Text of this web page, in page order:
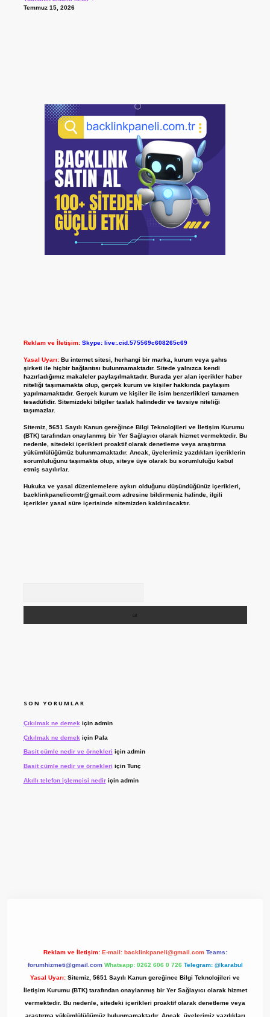
Temmuz 15, 2026
Reklam ve İletişim: Skype: live:.cid.575569c608265c69
Yasal Uyarı: Bu internet sitesi, herhangi bir marka, kurum veya şahıs
şirketi ile hiçbir bağlantısı bulunmamaktadır. Sitede yalnızca kendi
hazırladığımız makaleler paylaşılmaktadır. Burada yer alan içerikler haber
niteliği taşımamakta olup, gerçek kurum ve kişiler hakkında paylaşım
yapılmamaktadır. Gerçek kurum ve kişiler ile isim benzerlikleri tamamen
tesadüfidir. Sitemizdeki bilgiler taslak halindedir ve tavsiye niteliği
taşımazlar.
Sitemiz, 5651 Sayılı Kanun gereğince Bilgi Teknolojileri ve İletişim Kurumu
(BTK) tarafından onaylanmış bir Yer Sağlayıcı olarak hizmet vermektedir. Bu
nedenle, sitedeki içerikleri proaktif olarak denetleme veya araştırma
yükümlülüğümüz bulunmamaktadır. Ancak, üyelerimiz yazdıkları içeriklerin
sorumluluğunu taşımakta olup, siteye üye olarak bu sorumluluğu kabul
etmiş sayılırlar.
Hukuka ve yasal düzenlemelere aykırı olduğunu düşündüğünüz içerikleri,
backlinkpanelicomtr@gmail.comadresine bildirmeniz halinde, ilgili
içerikler yasal süre içerisinde sitemizden kaldırılacaktır.
SON YORUMLAR
Çıkılmak ne demek için admin
Çıkılmak ne demek için Pala
Basit cümle nedir ve örnekleri için admin
Basit cümle nedir ve örnekleri için Tunç
Akıllı telefon işlemcisi nediriçin admin
Reklam ve İletişim: E-mail: backlinkpaneli@gmail.com Teams:
forumhizmeti@gmail.com Whatsapp: 0262 606 0 726 Telegram: @karabul
Yasal Uyarı: Sitemiz, 5651 Sayılı Kanun gereğince Bilgi Teknolojileri ve
İletişim Kurumu (BTK) tarafından onaylanmış bir Yer Sağlayıcı olarak hizmet
vermektedir. Bu nedenle, sitedeki içerikleri proaktif olarak denetleme veya
araştırma yükümlülüğümüz bulunmamaktadır. Ancak, üyelerimiz yazdıkları